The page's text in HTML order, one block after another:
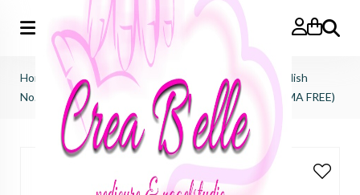
Zoeken
Home Victoria Vynn> Salon gel polish > salon gel polish
No.112 blue delicious (TPO FREE, HEMA FREE, DI-HEMA FREE)